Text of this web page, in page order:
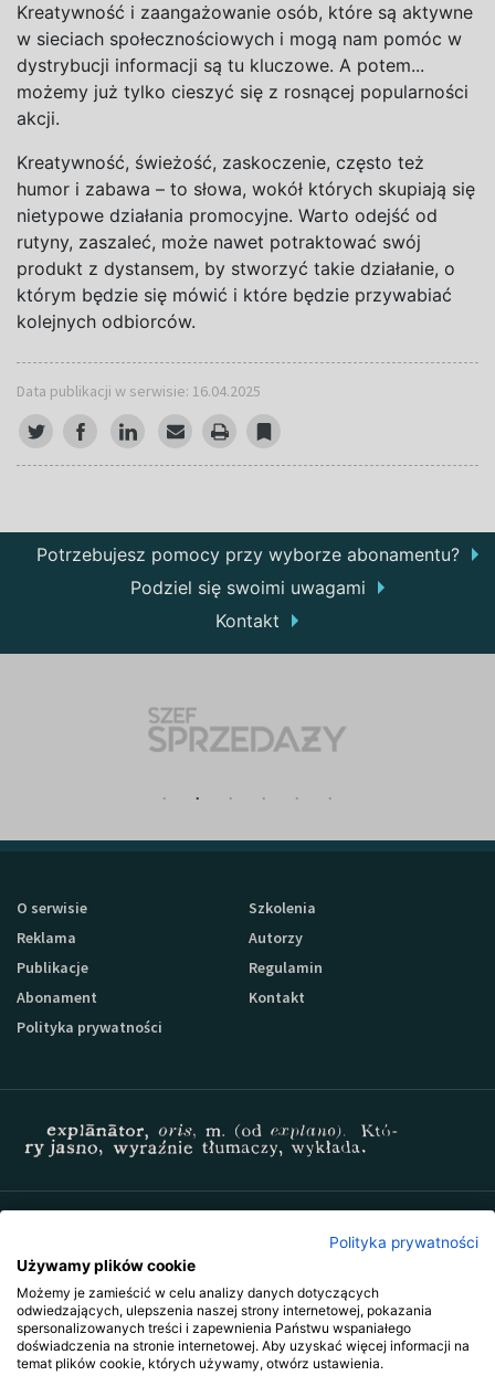
Kreatywność i zaangażowanie osób, które są aktywne
w sieciach społecznościowych i mogą nam pomóc w
dystrybucji informacji są tu kluczowe. A potem...
możemy już tylko cieszyć się z rosnącej popularności
akcji.
Kreatywność, świeżość, zaskoczenie, często też
humor i zabawa – to słowa, wokół których skupiają się
nietypowe działania promocyjne. Warto odejść od
rutyny, zaszaleć, może nawet potraktować swój
produkt z dystansem, by stworzyć takie działanie, o
którym będzie się mówić i które będzie przywabiać
kolejnych odbiorców.
Data publikacji w serwisie: 16.04.2025
Potrzebujesz pomocy przy wyborze abonamentu?
Podziel się swoimi uwagami
Kontakt
O serwisie
Szkolenia
Reklama
Autorzy
Publikacje
Regulamin
Abonament
Kontakt
Polityka prywatności
Polityka prywatności
Używamy plików cookie
Możemy je zamieścić w celu analizy danych dotyczących
odwiedzających, ulepszenia naszej strony internetowej, pokazania
spersonalizowanych treści i zapewnienia Państwu wspaniałego
doświadczenia na stronie internetowej. Aby uzyskać więcej informacji na
temat plików cookie, których używamy, otwórz ustawienia.